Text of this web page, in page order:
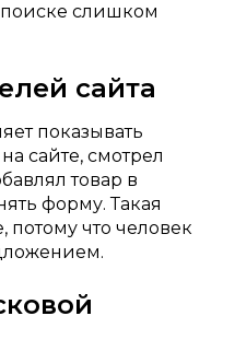
слишком
сайта
показывать
сайте, смотрел
товар в
форму. Такая
потому что человек